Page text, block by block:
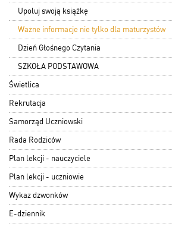
Upoluj swoją książkę
Ważne informacje nie tylko dla maturzystów
Dzień Głośnego Czytania
SZKOŁA PODSTAWOWA
Świetlica
Rekrutacja
Samorząd Uczniowski
Rada Rodziców
Plan lekcji - nauczyciele
Plan lekcji - uczniowie
Wykaz dzwonków
E-dziennik